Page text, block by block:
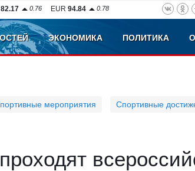
82.17 0.76 EUR 94.84 0.78
ЭКОНОМИКА ПОЛИТИКА
мероприятия Спортивные